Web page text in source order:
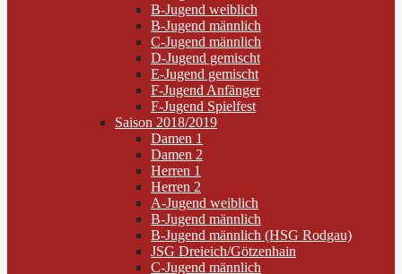
B-Jugend weiblich
B-Jugend männlich
C-Jugend männlich
D-Jugend gemischt
E-Jugend gemischt
F-Jugend Anfänger
F-Jugend Spielfest
Saison 2018/2019
Damen 1
Damen 2
Herren 1
Herren 2
A-Jugend weiblich
B-Jugend männlich
B-Jugend männlich (HSG Rodgau)
JSG Dreieich/Götzenhain
C-Jugend männlich